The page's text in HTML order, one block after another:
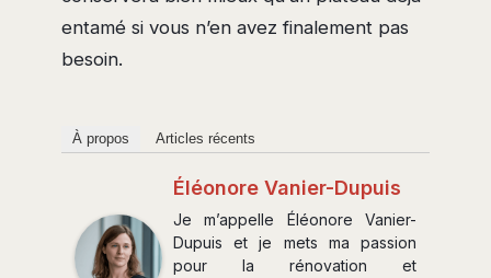
entamé si vous n’en avez finalement pas
besoin.
À propos Articles récents
Éléonore Vanier-Dupuis
Je m’appelle Éléonore Vanier-
Dupuis et je mets ma passion
pour la rénovation et